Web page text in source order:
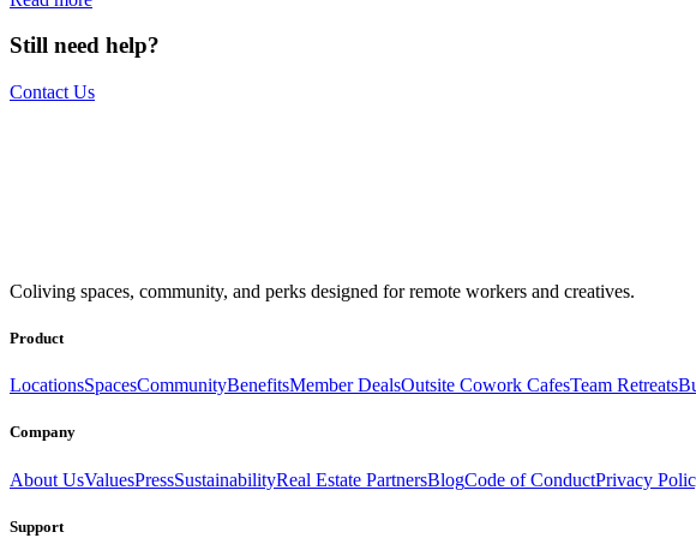
Still need help?
Contact Us
Book a Stay
Coliving spaces, community, and perks designed for remote workers and creatives.
Product
LocationsSpacesCommunityBenefitsMember DealsOutsite Cowork CafesTeam Retreats
Company
About UsValuesPressSustainabilityReal Estate PartnersBlogCode of ConductPrivacy
Support